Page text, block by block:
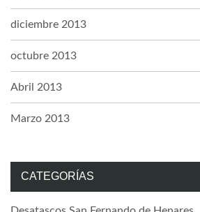
diciembre 2013
octubre 2013
Abril 2013
Marzo 2013
CATEGORÍAS